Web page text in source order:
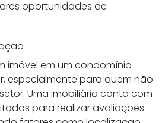
oportunidades de
imóvel em um condomínio
especialmente para quem não
Uma imobiliária conta com
para realizar avaliações